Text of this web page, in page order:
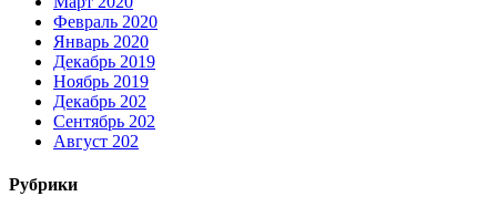
Февраль 2020
Январь 2020
Декабрь 2019
Ноябрь 2019
Декабрь 202
Сентябрь 202
Август 202
Рубрики